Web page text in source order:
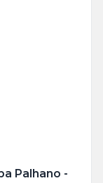
Palhano -